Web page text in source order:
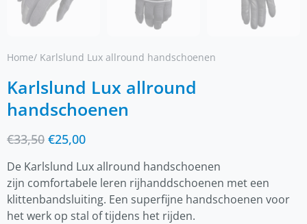
Home/ Karlslund Lux allround handschoenen
Karlslund Lux allround
handschoenen
€33,50 €25,00
De Karlslund Lux allround handschoenen
zijn comfortabele leren rijhanddschoenen met een
klittenbandsluiting. Een superfijne handschoenen voor
het werk op stal of tijdens het rijden.